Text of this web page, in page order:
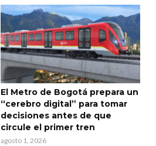
El Metro de Bogotá prepara un
“cerebro digital” para tomar
decisiones antes de que
circule el primer tren
agosto 1, 2026